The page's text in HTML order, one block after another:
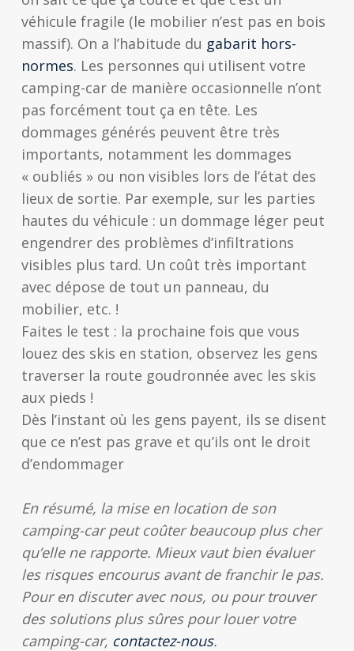
véhicule fragile (le mobilier n’est pas en bois
massif). On a l’habitude du gabarit hors-
normes. Les personnes qui utilisent votre
camping-car de manière occasionnelle n’ont
pas forcément tout ça en tête. Les
dommages générés peuvent être très
importants, notamment les dommages
« oubliés » ou non visibles lors de l’état des
lieux de sortie. Par exemple, sur les parties
hautes du véhicule : un dommage léger peut
engendrer des problèmes d’infiltrations
visibles plus tard. Un coût très important
avec dépose de tout un panneau, du
mobilier, etc. !
Faites le test : la prochaine fois que vous
louez des skis en station, observez les gens
traverser la route goudronnée avec les skis
aux pieds !
Dès l’instant où les gens payent, ils se disent
que ce n’est pas grave et qu’ils ont le droit
d’endommager
En résumé, la mise en location de son
camping-car peut coûter beaucoup plus cher
qu’elle ne rapporte. Mieux vaut bien évaluer
les risques encourus avant de franchir le pas.
Pour en discuter avec nous, ou pour trouver
des solutions plus sûres pour louer votre
camping-car, contactez-nous.